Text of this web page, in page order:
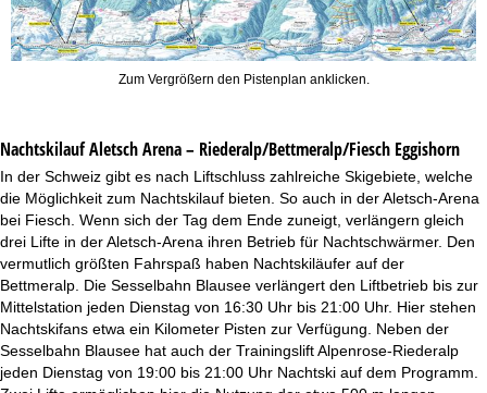
Zum Vergrößern den Pistenplan anklicken.
NachtskilaufAletsch Arena – Riederalp/Bettmeralp/Fiesch Eggishorn
In der Schweiz gibt es nach Liftschluss zahlreiche Skigebiete, welche
die Möglichkeit zum Nachtskilauf bieten. So auch in der Aletsch-Arena
bei Fiesch. Wenn sich der Tag dem Ende zuneigt, verlängern gleich
drei Lifte in der Aletsch-Arena ihren Betrieb für Nachtschwärmer. Den
vermutlich größten Fahrspaß haben Nachtskiläufer auf der
Bettmeralp. Die Sesselbahn Blausee verlängert den Liftbetrieb bis zur
Mittelstation jeden Dienstag von 16:30 Uhr bis 21:00 Uhr. Hier stehen
Nachtskifans etwa ein Kilometer Pisten zur Verfügung. Neben der
Sesselbahn Blausee hat auch der Trainingslift Alpenrose-Riederalp
jeden Dienstag von 19:00 bis 21:00 Uhr Nachtski auf dem Programm.